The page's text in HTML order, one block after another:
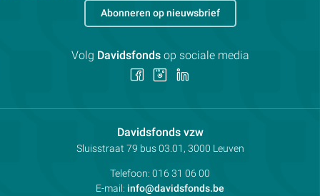
Davidsfonds vzwContactpersoon:
Adres:
Sluisstraat 79 bus 03.01, 3000 Leuven
Telefoon: 016 31 06 00
E-mail: info@davidsfonds.be
Abonneren op nieuwsbrief
Volg Davidsfondsop sociale media
Volg Volg